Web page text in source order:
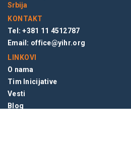
Srbija
KONTAKT
Tel: +381 11 4512787
Email: office@yihr.org
LINKOVI
O nama
Tim Inicijative
Vesti
Blog